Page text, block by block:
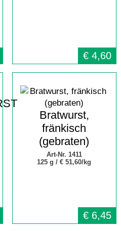
€ 4,60
Bratwurst,
fränkisch
(gebraten)
Art-Nr. 1411
125 g /€ 51,60/kg
€ 6,45